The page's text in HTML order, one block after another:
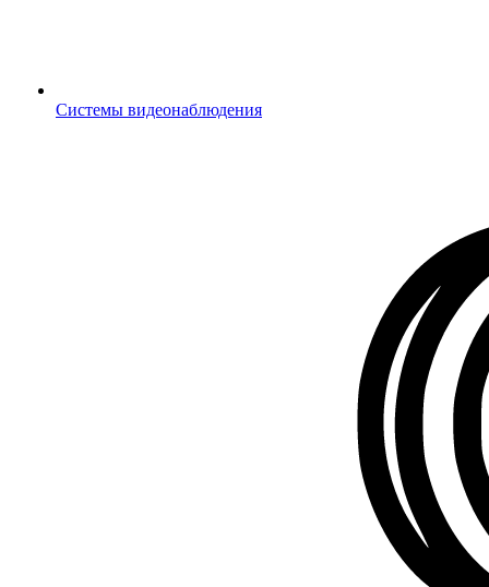
Системы видеонаблюдения